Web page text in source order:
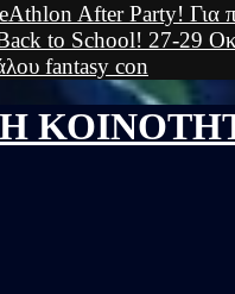
After Party! Για
to School! 27-29
fantasy con